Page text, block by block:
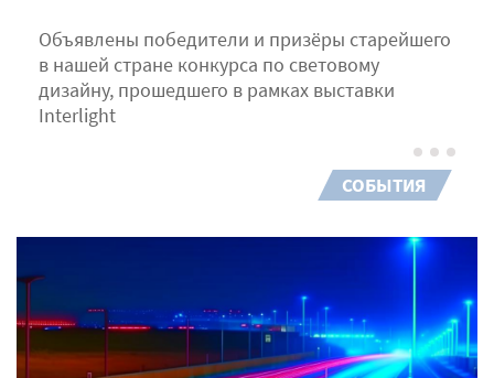
Объявлены победители и призёры старейшего
в нашей стране конкурса по световому
дизайну, прошедшего в рамках выставки
Interlight
СОБЫТИЯ